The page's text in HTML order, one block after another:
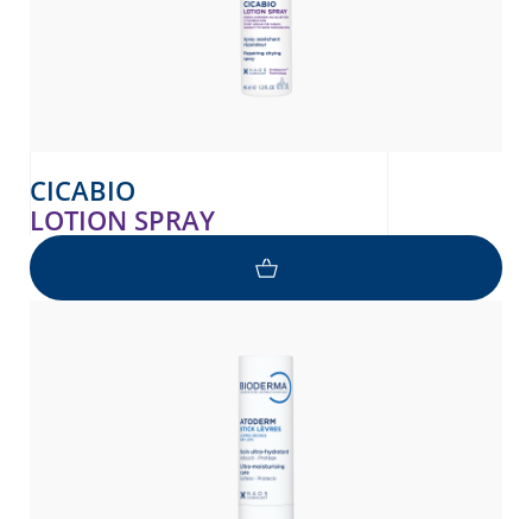
CICABIO
LOTION SPRAY